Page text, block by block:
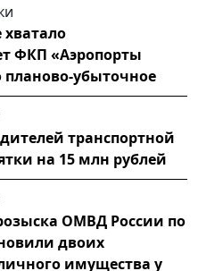
ФКП «Аэропорты
планово-убыточное
транспортной
на 15 млн рублей
ОМВД России по
двоих
имущества у